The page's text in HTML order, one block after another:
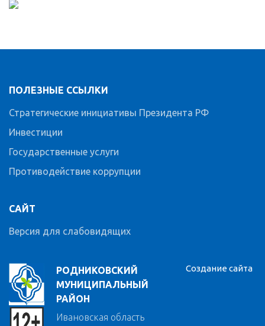
РОДНИКОВСКИЙ
МУНИЦИПАЛЬНЫЙ
РАЙОН
Ивановская область
ПОЛЕЗНЫЕ ССЫЛКИ
Стратегические инициативы Президента РФ
Инвестиции
Государственные услуги
Противодействие коррупции
САЙТ
Версия для слабовидящих
Создание сайта